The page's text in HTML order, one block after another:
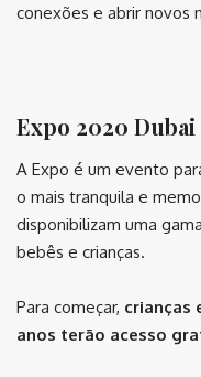
conexões e abrir novos
Expo 2020
A Expo é um evento
o mais tranquila e
disponibilizam uma
bebês e crianças.
Para começar, crianças
anos terão acesso